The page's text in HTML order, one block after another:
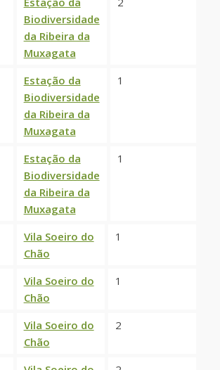
Biodiversidade
da Ribeira da
Muxagata
Estação da
Biodiversidade
da Ribeira da
Muxagata
1
Estação da
Biodiversidade
da Ribeira da
Muxagata
1
Vila Soeiro do
Chão
1
Vila Soeiro do
Chão
1
Vila Soeiro do
Chão
2